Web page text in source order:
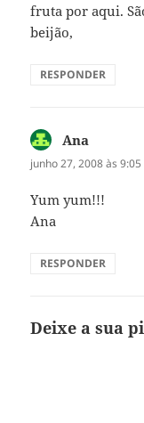
fruta por aqui.
beijão,
RESPONDER
Ana
junho 27, 2008 às
Yum yum!!!
Ana
RESPONDER
Deixe a sua